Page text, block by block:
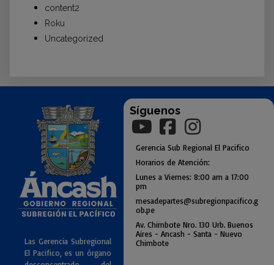
content2
Roku
Uncategorized
Las Gerencia Subregional
El Pacifico, es un órgano
Síguenos
Gerencia Sub Regional El Pacifico
Horarios de Atención:
Lunes a Viernes: 8:00 am a 17:00
pm
mesadepartes@subregionpacifico.g
ob.pe
Av. Chimbote Nro. 130 Urb. Buenos
Aires - Ancash - Santa - Nuevo
Chimbote